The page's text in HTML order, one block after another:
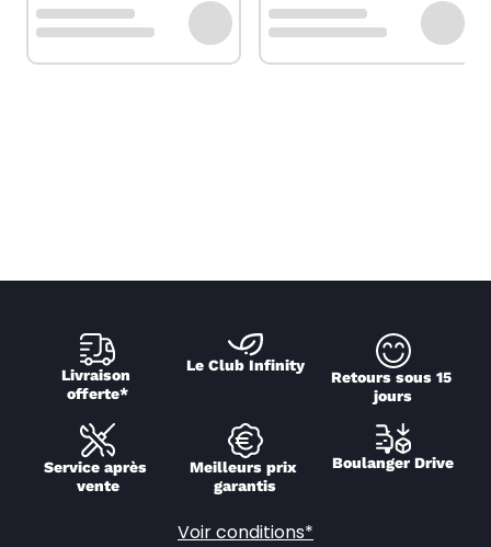
Livraison
offerte*
Le Club Infinity
Retours sous 15
jours
Service après
vente
Meilleurs prix
garantis
Boulanger Drive
Voir conditions*